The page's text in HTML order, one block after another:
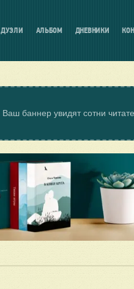
ДУЭЛИ АЛЬБОМ ДНЕВНИКИ
Ваш баннер увидят сотни